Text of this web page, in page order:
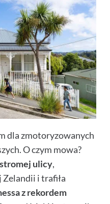
dla zmotoryzowanych
O czym mowa?
ulicy,
i trafiła
z rekordem